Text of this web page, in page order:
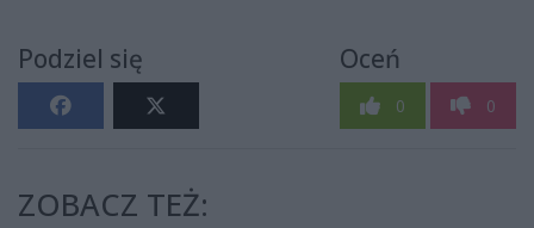
Podziel się Oceń
0 0
ZOBACZ TEŻ: